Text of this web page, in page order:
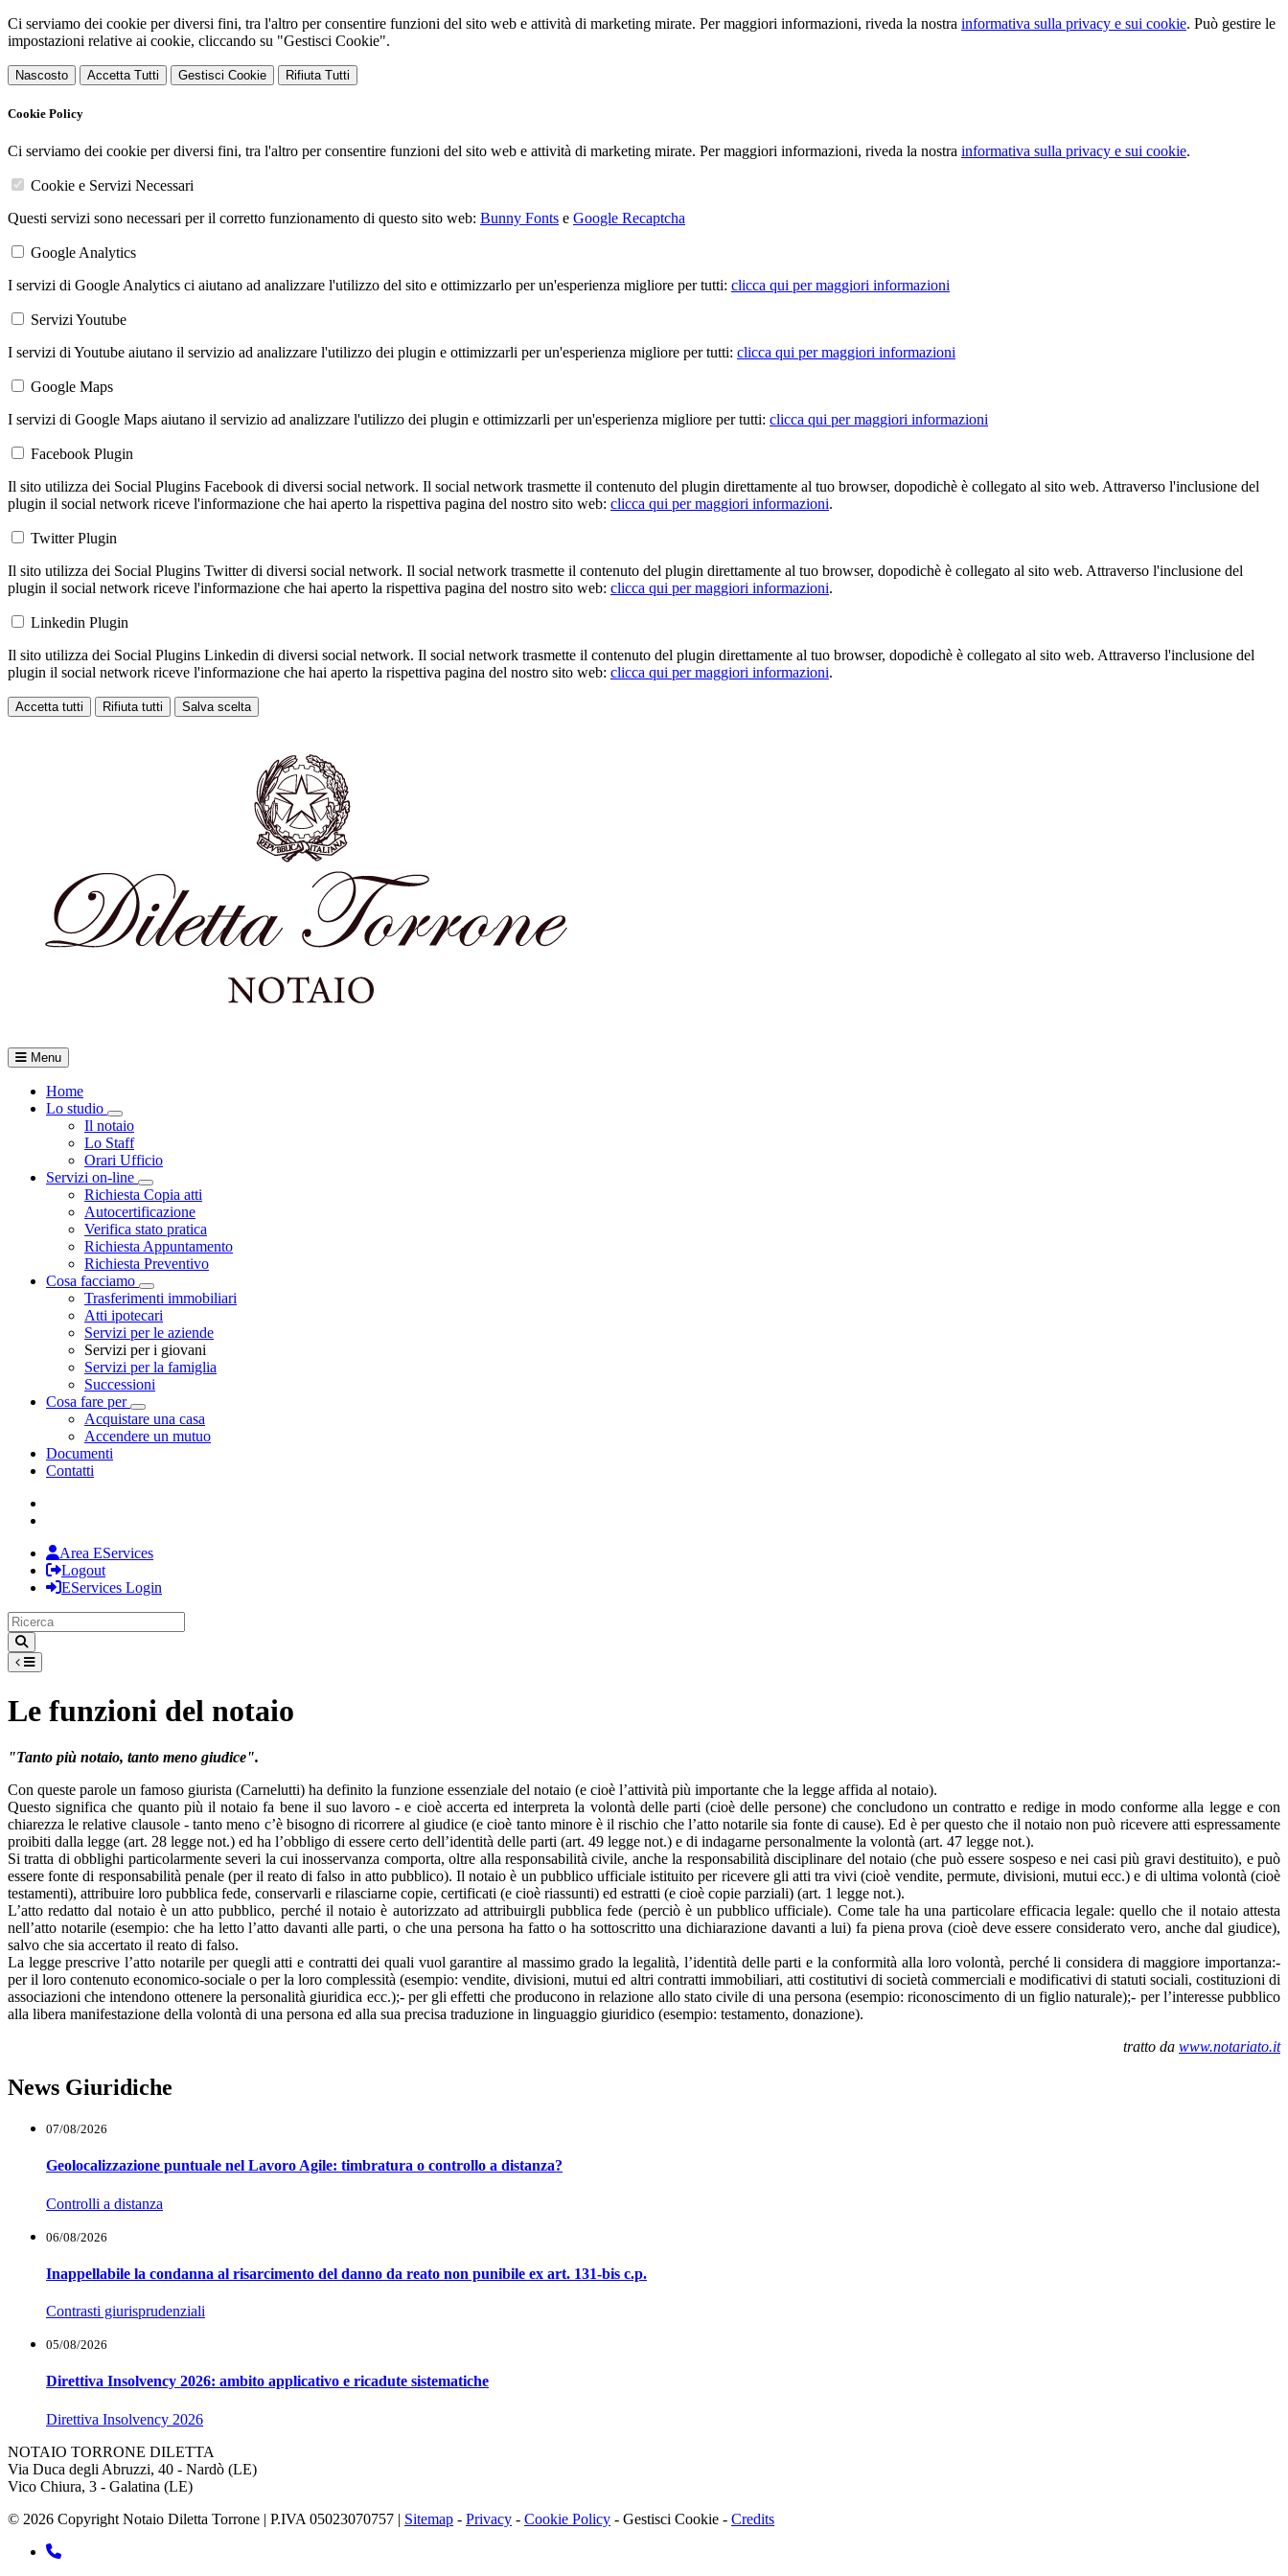
Ci serviamo dei cookie per diversi fini, tra l'altro per consentire funzioni del sito web e attività di marketing mirate. Per maggiori informazioni, riveda la nostra informativa sulla privacy e sui cookie. Può gestire le
impostazioni relative ai cookie, cliccando su "Gestisci Cookie".
Nascosto Accetta Tutti Gestisci Cookie Rifiuta Tutti
Cookie Policy
Ci serviamo dei cookie per diversi fini, tra l'altro per consentire funzioni del sito web e attività di marketing mirate. Per maggiori informazioni, riveda la nostra informativa sulla privacy e sui cookie.
Cookie e Servizi Necessari
Questi servizi sono necessari per il corretto funzionamento di questo sito web: Bunny Fonts e Google Recaptcha
Google Analytics
I servizi di Google Analytics ci aiutano ad analizzare l'utilizzo del sito e ottimizzarlo per un'esperienza migliore per tutti: clicca qui per maggiori informazioni
Servizi Youtube
I servizi di Youtube aiutano il servizio ad analizzare l'utilizzo dei plugin e ottimizzarli per un'esperienza migliore per tutti: clicca qui per maggiori informazioni
Google Maps
I servizi di Google Maps aiutano il servizio ad analizzare l'utilizzo dei plugin e ottimizzarli per un'esperienza migliore per tutti: clicca qui per maggiori informazioni
Facebook Plugin
Il sito utilizza dei Social Plugins Facebook di diversi social network. Il social network trasmette il contenuto del plugin direttamente al tuo browser, dopodichè è collegato al sito web. Attraverso l'inclusione del
plugin il social network riceve l'informazione che hai aperto la rispettiva pagina del nostro sito web: clicca qui per maggiori informazioni.
Twitter Plugin
Il sito utilizza dei Social Plugins Twitter di diversi social network. Il social network trasmette il contenuto del plugin direttamente al tuo browser, dopodichè è collegato al sito web. Attraverso l'inclusione del
plugin il social network riceve l'informazione che hai aperto la rispettiva pagina del nostro sito web: clicca qui per maggiori informazioni.
Linkedin Plugin
Il sito utilizza dei Social Plugins Linkedin di diversi social network. Il social network trasmette il contenuto del plugin direttamente al tuo browser, dopodichè è collegato al sito web. Attraverso l'inclusione del
plugin il social network riceve l'informazione che hai aperto la rispettiva pagina del nostro sito web: clicca qui per maggiori informazioni.
Accetta tutti Rifiuta tutti Salva scelta
Menu
Home
Lo studio
Toggle Dropdown
Il notaio
Lo Staff
Orari Ufficio
Servizi on-line
Toggle Dropdown
Richiesta Copia atti
Autocertificazione
Verifica stato pratica
Richiesta Appuntamento
Richiesta Preventivo
Cosa facciamo
Toggle Dropdown
Trasferimenti immobiliari
Atti ipotecari
Servizi per le aziende
Servizi per i giovani
Servizi per la famiglia
Successioni
Cosa fare per
Toggle Dropdown
Acquistare una casa
Accendere un mutuo
Documenti
Contatti
Area EServices
Logout
EServices Login
Le funzioni del notaio
"Tanto più notaio, tanto meno giudice".
Con queste parole un famoso giurista (Carnelutti) ha definito la funzione essenziale del notaio (e cioè l’attività più importante che la legge affida al notaio).
Questo significa che quanto più il notaio fa bene il suo lavoro - e cioè accerta ed interpreta la volontà delle parti (cioè delle persone) che concludono un contratto e redige in modo conforme alla legge e con
chiarezza le relative clausole - tanto meno c’è bisogno di ricorrere al giudice (e cioè tanto minore è il rischio che l’atto notarile sia fonte di cause). Ed è per questo che il notaio non può ricevere atti espressamente
proibiti dalla legge (art. 28 legge not.) ed ha l’obbligo di essere certo dell’identità delle parti (art. 49 legge not.) e di indagarne personalmente la volontà (art. 47 legge not.).
Si tratta di obblighi particolarmente severi la cui inosservanza comporta, oltre alla responsabilità civile, anche la responsabilità disciplinare del notaio (che può essere sospeso e nei casi più gravi destituito), e può
essere fonte di responsabilità penale (per il reato di falso in atto pubblico). Il notaio è un pubblico ufficiale istituito per ricevere gli atti tra vivi (cioè vendite, permute, divisioni, mutui ecc.) e di ultima volontà (cioè
testamenti), attribuire loro pubblica fede, conservarli e rilasciarne copie, certificati (e cioè riassunti) ed estratti (e cioè copie parziali) (art. 1 legge not.).
L’atto redatto dal notaio è un atto pubblico, perché il notaio è autorizzato ad attribuirgli pubblica fede (perciò è un pubblico ufficiale). Come tale ha una particolare efficacia legale: quello che il notaio attesta
nell’atto notarile (esempio: che ha letto l’atto davanti alle parti, o che una persona ha fatto o ha sottoscritto una dichiarazione davanti a lui) fa piena prova (cioè deve essere considerato vero, anche dal giudice),
salvo che sia accertato il reato di falso.
La legge prescrive l’atto notarile per quegli atti e contratti dei quali vuol garantire al massimo grado la legalità, l’identità delle parti e la conformità alla loro volontà, perché li considera di maggiore importanza:-
per il loro contenuto economico-sociale o per la loro complessità (esempio: vendite, divisioni, mutui ed altri contratti immobiliari, atti costitutivi di società commerciali e modificativi di statuti sociali, costituzioni di
associazioni che intendono ottenere la personalità giuridica ecc.);- per gli effetti che producono in relazione allo stato civile di una persona (esempio: riconoscimento di un figlio naturale);- per l’interesse pubblico
alla libera manifestazione della volontà di una persona ed alla sua precisa traduzione in linguaggio giuridico (esempio: testamento, donazione).
tratto da www.notariato.it
News Giuridiche
07/08/2026
Geolocalizzazione puntuale nel Lavoro Agile: timbratura o controllo a distanza?
Controlli a distanza
06/08/2026
Inappellabile la condanna al risarcimento del danno da reato non punibile ex art. 131-bis c.p.
Contrasti giurisprudenziali
05/08/2026
Direttiva Insolvency 2026: ambito applicativo e ricadute sistematiche
Direttiva Insolvency 2026
NOTAIO TORRONE DILETTA
Via Duca degli Abruzzi, 40 - Nardò (LE)
Vico Chiura, 3 - Galatina (LE)
© 2026 Copyright Notaio Diletta Torrone | P.IVA 05023070757 | Sitemap - Privacy - Cookie Policy - Gestisci Cookie - Credits